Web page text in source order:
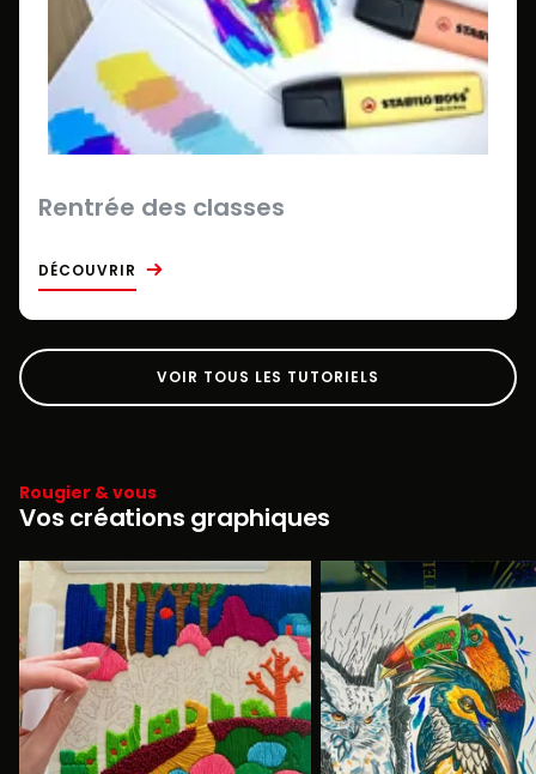
Rentrée des classes
DÉCOUVRIR
VOIR TOUS LES TUTORIELS
Rougier & vous
Vos créations graphiques